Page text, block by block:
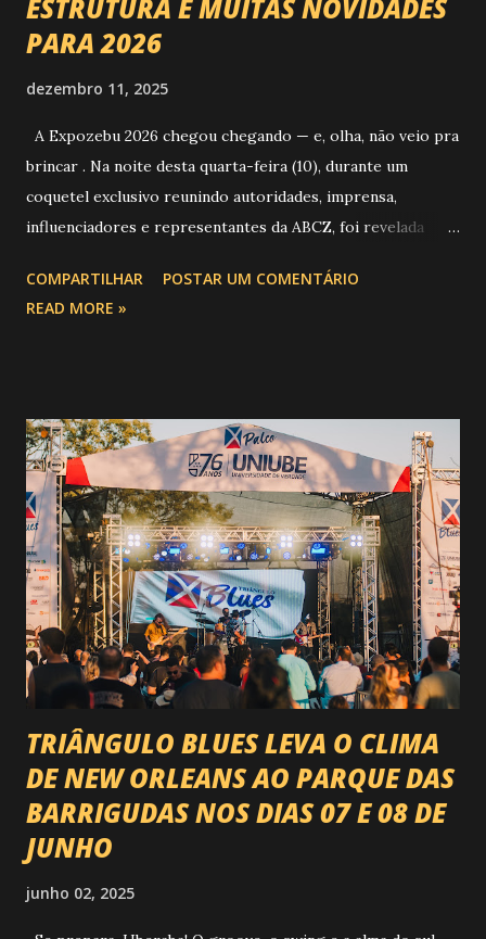
ESTRUTURA E MUITAS NOVIDADES
PARA 2026
dezembro 11, 2025
A Expozebu 2026 chegou chegando — e, olha, não veio pra
brincar . Na noite desta quarta-feira (10), durante um
coquetel exclusivo reunindo autoridades, imprensa,
influenciadores e representantes da ABCZ, foi revelada
festa : a chegada do Campeonato de Montarias em Touros
do Circuito Rancho Primavera (CRP) , a maior companhia de
impacto é tão grande que o evento até mudou de nome:
agora é Expozebu Rodeo Shows . E não para por aí. Foto:
@circuitoranchoprimavera 🎤 LINE-UP NACIONAL QUE
VAI ESTREMECER O PARQUE Serão quatro noites , entre
24, 25, 30 de abril e 02 de maio , com oito atrações gigantes
da música brasileira , contemplando sertanejo, forró,
piseiro e sofrência nível hard: Gusttavo Lima Leonardo
Natanzinho Lima Jads & ...
COMPARTILHAR
POSTAR UM COMENTÁRIO
READ MORE »
TRIÂNGULO BLUES LEVA O CLIMA
DE NEW ORLEANS AO PARQUE DAS
BARRIGUDAS NOS DIAS 07 E 08 DE
JUNHO
junho 02, 2025